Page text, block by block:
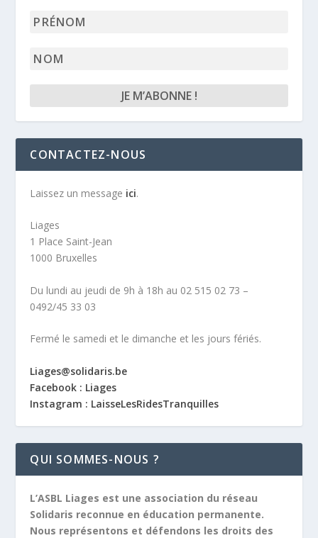
*
Prénom
Nom
CONTACTEZ-NOUS
Laissez un message ici.
Liages
1 Place Saint-Jean
1000 Bruxelles
Du lundi au jeudi de 9h à 18h au 02 515 02 73 –
0492/45 33 03
Fermé le samedi et le dimanche et les jours fériés.
Liages@solidaris.be
Facebook : Liages
Instagram : LaisseLesRidesTranquilles
QUI SOMMES-NOUS ?
L’ASBL Liages est une association du réseau
Solidaris reconnue en éducation permanente.
Nous représentons et défendons les droits des